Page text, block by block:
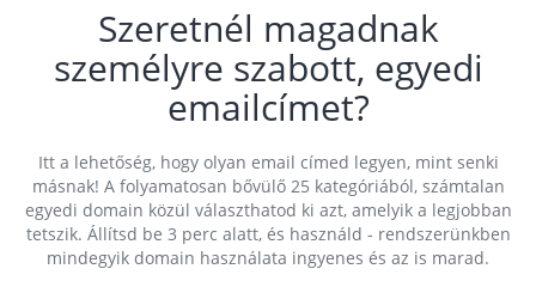
Szeretnél magadnak
személyre szabott, egyedi
emailcímet?
Itt a lehetőség, hogy olyan email címed legyen, mint senki
másnak! A folyamatosan bővülő 25 kategóriából, számtalan
egyedi domain közül választhatod ki azt, amelyik a legjobban
tetszik. Állítsd be 3 perc alatt, és használd - rendszerünkben
mindegyik domain használata ingyenes és az is marad.